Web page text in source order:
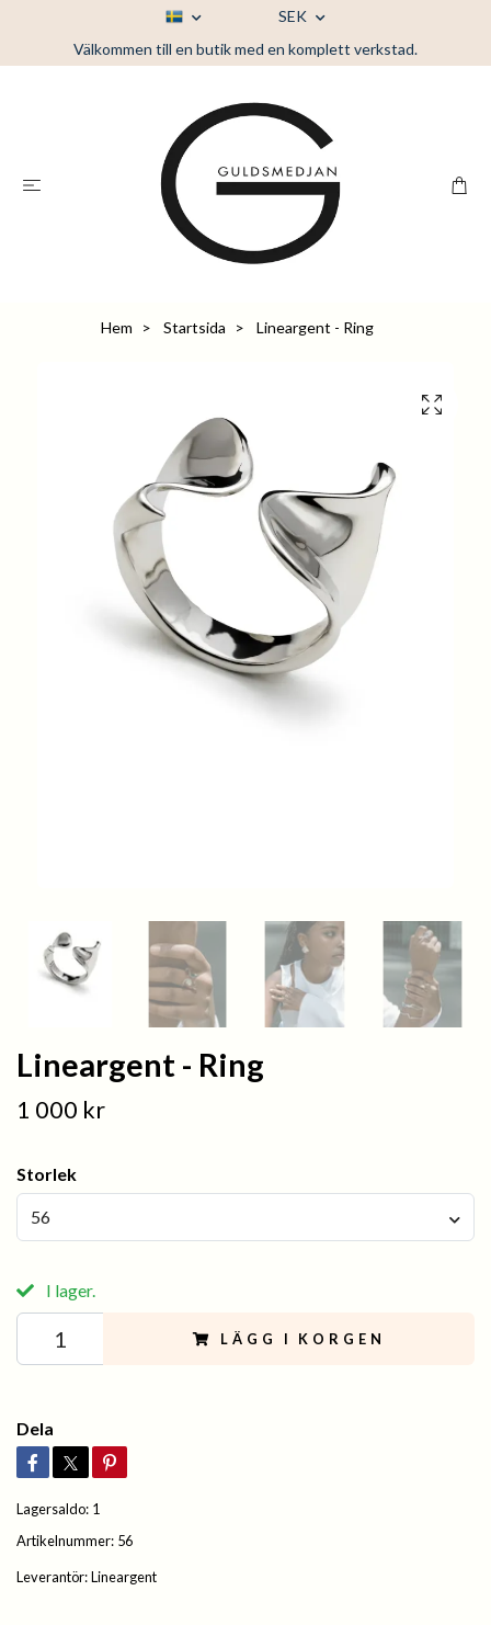
SEK
Välkommen till en butik med en komplett verkstad.
Hem Startsida Lineargent - Ring
Lineargent - Ring
1 000 kr
Storlek
56
I lager.
LÄGG I KORGEN
Dela
Lagersaldo: 1
Artikelnummer: 56
Leverantör:Lineargent